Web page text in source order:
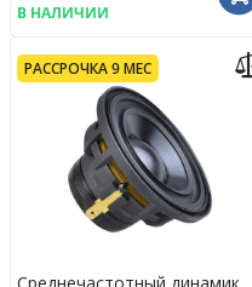
В НАЛИЧИИ
РАССРОЧКА 9 МЕС